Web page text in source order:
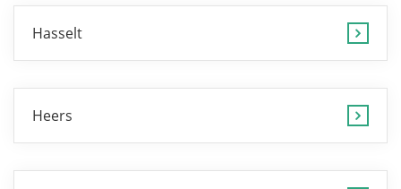
Hasselt
Heers